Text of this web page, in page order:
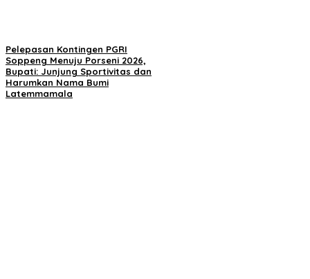
Pelepasan Kontingen PGRI
Soppeng Menuju Porseni 2026,
Bupati: Junjung Sportivitas dan
Harumkan Nama Bumi
Latemmamala